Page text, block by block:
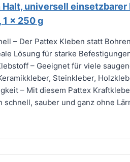
universell einsetzbarer
x 250 g
– Der Pattex Kleben statt
Lösung für starke
– Geeignet für viele
Steinkleber,
– Mit diesem Pattex
schnell, sauber und ganz ohne